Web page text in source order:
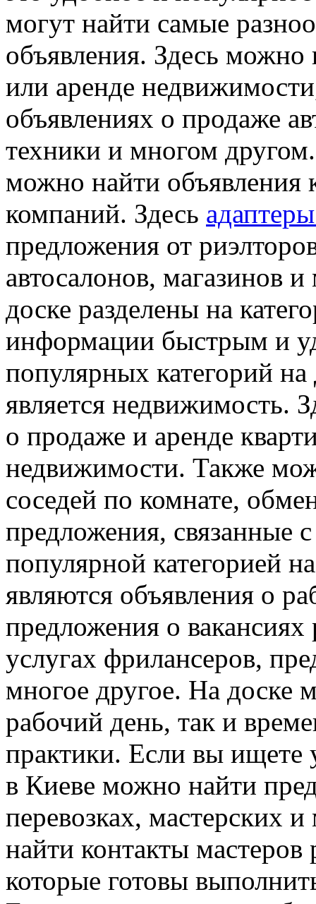
могут найти самые
объявления. Здесь
или аренде
объявлениях о продаже
техники и многом
можно найти объявления
компаний. Здесь
предложения от
автосалонов, магазинов
доске разделены на
информации быстрым и
популярных категорий
является недвижимость.
о продаже и аренде
недвижимости. Также
соседей по комнате,
предложения, связанные
популярной категорией
являются объявления о
предложения о
услугах фрилансеров,
многое другое. На доске
рабочий день, так и
практики. Если вы ищете
в Киеве можно найти
перевозках, мастерских
найти контакты
которые готовы